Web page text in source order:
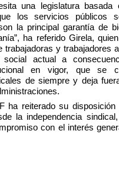
una legislatura
los servicios públicos
la principal garantía de
ha referido Girela,
trabajadoras y trabajadores
actual a
en vigor, que se
de siempre y deja
ha reiterado su
la independencia
con el interés